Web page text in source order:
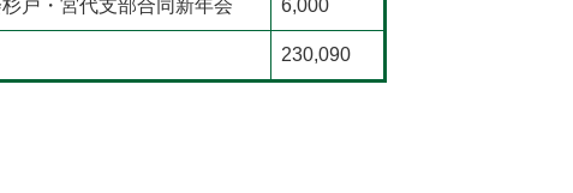
戸・宮代支部合同新年会 6,000
230,090